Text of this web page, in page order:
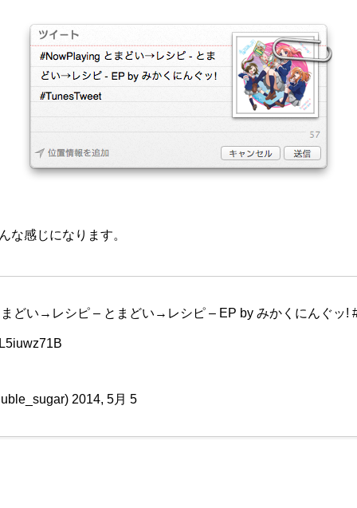
な感じになります。
まどい→レシピ – とまどい→レシピ – EP by みかくにんぐッ!
2014, 5月 5